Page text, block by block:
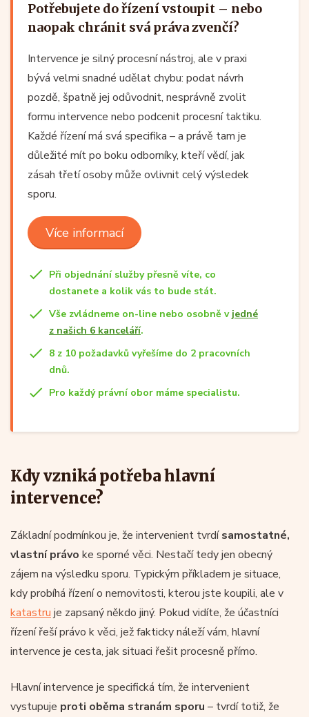
Potřebujete do řízení vstoupit – nebo
naopak chránit svá práva zvenčí?
Intervence je silný procesní nástroj, ale v praxi
bývá velmi snadné udělat chybu: podat návrh
pozdě, špatně jej odůvodnit, nesprávně zvolit
formu intervence nebo podcenit procesní taktiku.
Každé řízení má svá specifika – a právě tam je
důležité mít po boku odborníky, kteří vědí, jak
zásah třetí osoby může ovlivnit celý výsledek
sporu.
Více informací
Při objednání služby přesně víte, co
dostanete a kolik vás to bude stát.
Vše zvládneme on-line nebo osobně v jedné
z našich 6 kanceláří.
8 z 10 požadavků vyřešíme do 2 pracovních
dnů.
Pro každý právní obor máme specialistu.
Kdy vzniká potřeba hlavní
intervence?
Základní podmínkou je, že intervenient tvrdísamostatné,
vlastní právo ke sporné věci. Nestačí tedy jen obecný
zájem na výsledku sporu. Typickým příkladem je situace,
kdy probíhá řízení o nemovitosti, kterou jste koupili, ale v
katastru je zapsaný někdo jiný. Pokud vidíte, že účastníci
řízení řeší právo k věci, jež fakticky náleží vám, hlavní
intervence je cesta, jak situaci řešit procesně přímo.
Hlavní intervence je specifická tím, že intervenient
vystupuje proti oběma stranám sporu – tvrdí totiž, že